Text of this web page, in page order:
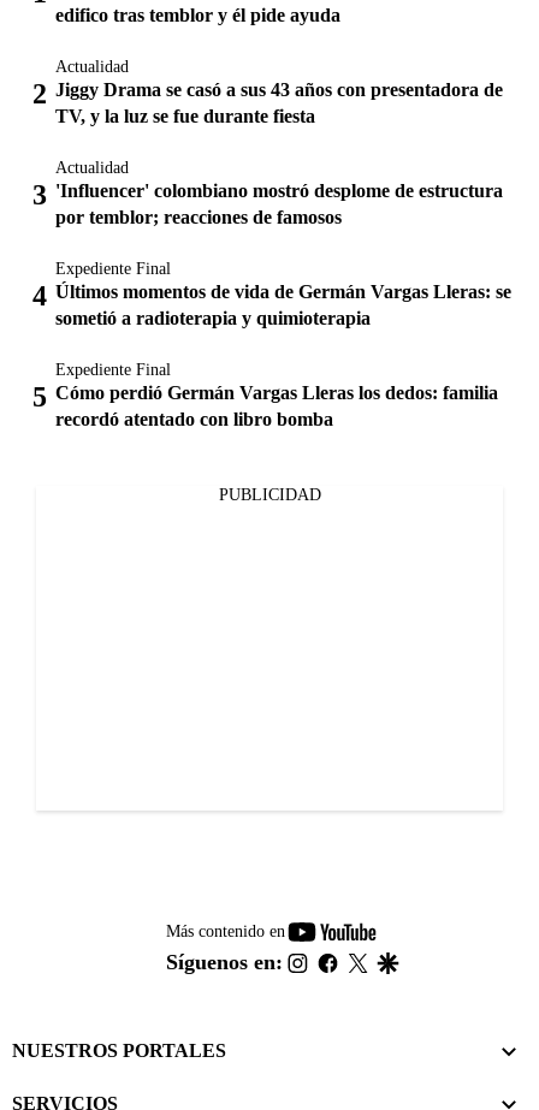
edifico tras temblor y él pide ayuda
Actualidad
Jiggy Drama se casó a sus 43 años con presentadora de
TV, y la luz se fue durante fiesta
Actualidad
'Influencer' colombiano mostró desplome de estructura
por temblor; reacciones de famosos
Expediente Final
Últimos momentos de vida de Germán Vargas Lleras: se
sometió a radioterapia y quimioterapia
Expediente Final
Cómo perdió Germán Vargas Lleras los dedos: familia
recordó atentado con libro bomba
PUBLICIDAD
Más contenido en
youtube-
footer
Síguenos en: instagram
facebook
twitter
NUESTROS PORTALES
SERVICIOS